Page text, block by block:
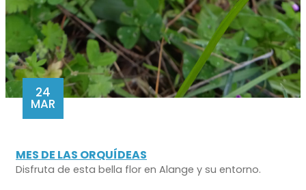
24
MAR
MES DE LAS ORQUÍDEAS
Disfruta de esta bella flor en Alange y su entorno.